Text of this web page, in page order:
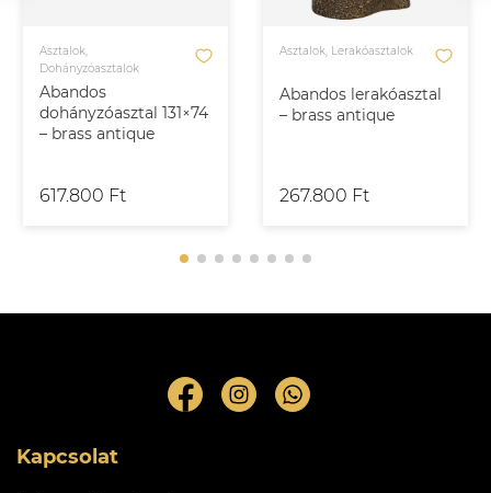
Abandos
dohányzóasztal 131×74
– brass antique
Asztalok,
Dohányzóasztalok
617.800 Ft
Abandos lerakóasztal
– brass antique
Asztalok, Lerakóasztalok
267.800 Ft
Kapcsolat